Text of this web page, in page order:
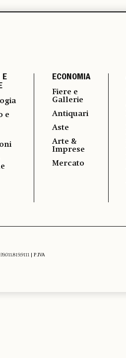
E
e
ECONOMIA
Fiere e
Gallerie
Antiquari
Aste
Arte &
Imprese
Mercato
| P.IVA